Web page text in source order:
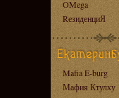
OMega
RезиденциЯ
Mafia E-burg
Мафия Ктулху